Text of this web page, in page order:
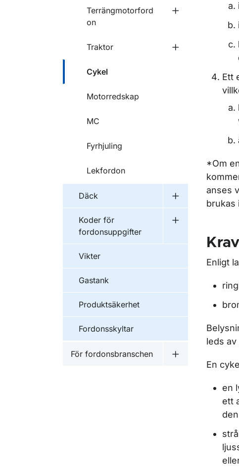
Terrängmotorford
on
Undermeny för
Traktor
Undermeny för
Cykel
Motorredskap
MC
Fyrhjuling
Lekfordon
Däck
Undermeny för
Koder för
fordonsuppgifter
Undermeny för
Vikter
Gastank
Produktsäkerhet
Fordonsskyltar
För fordonsbranschen
Undermeny för
Ett
*Om
anses
brukas
Enligt
leds
En
en
ett